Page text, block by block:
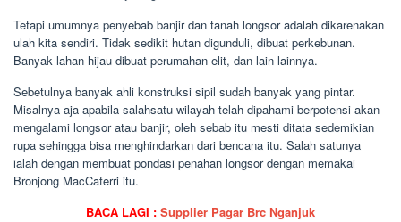
Tetapi umumnya penyebab banjir dan tanah longsor adalah dikarenakan
ulah kita sendiri. Tidak sedikit hutan digunduli, dibuat perkebunan.
Banyak lahan hijau dibuat perumahan elit, dan lain lainnya.
Sebetulnya banyak ahli konstruksi sipil sudah banyak yang pintar.
Misalnya aja apabila salahsatu wilayah telah dipahami berpotensi akan
mengalami longsor atau banjir, oleh sebab itu mesti ditata sedemikian
rupa sehingga bisa menghindarkan dari bencana itu. Salah satunya
ialah dengan membuat pondasi penahan longsor dengan memakai
Bronjong MacCaferri itu.
BACA LAGI : Supplier Pagar Brc Nganjuk